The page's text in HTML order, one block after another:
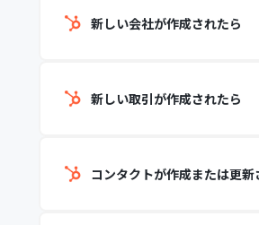
新しい会社が作成されたら
新しい取引が作成されたら
コンタクトが作成または更新